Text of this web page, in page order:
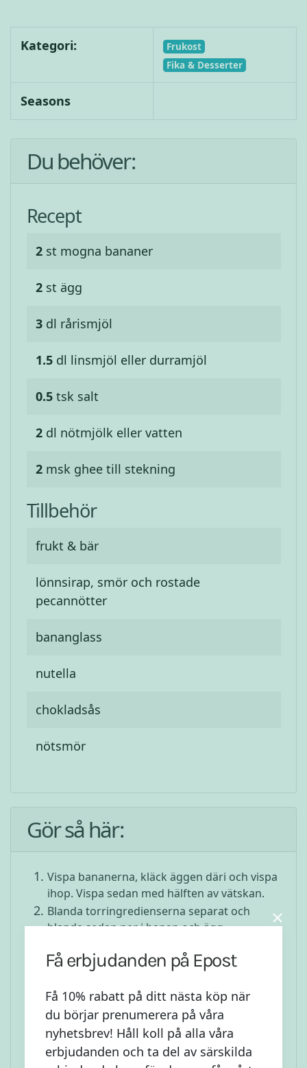
Kategori:
Frukost
Fika & Desserter
Seasons
Du behöver:
Recept
2 st mogna bananer
2 st ägg
3 dl rårismjöl
1.5 dl linsmjöl eller durramjöl
0.5 tsk salt
2 dl nötmjölk eller vatten
2 msk ghee till stekning
Tillbehör
frukt & bär
lönnsirap, smör och rostade
pecannötter
bananglass
nutella
chokladsås
nötsmör
Gör så här:
Vispa bananerna, kläck äggen däri och vispa
ihop. Vispa sedan med hälften av vätskan.
Blanda torringredienserna separat och
blanda sedan ner i banan och ägg.
rinnig pannkakssmet.
välanvänd gjutjärnspanna) och lägg sedan i
ghee för bästa non-stick-effekt. Det tar runt
1 minut per sida på hög värme.
Fyll på med någon tesked ghee efter varje
färdig pannkaka. Lyssna på det terapeutiska
Få erbjudanden på Epost
Få 10% rabatt på ditt nästa köp när
du börjar prenumerera på våra
nyhetsbrev! Håll koll på alla våra
erbjudanden och ta del av särskilda